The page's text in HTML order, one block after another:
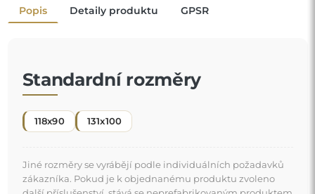
Organické zrcadlo je jedinečný dekorativní detail,
který vnáší nádech svěžesti a moderní elegance. Jeho
ideální volba pro ty, kdo chtějí mít originální a
personalizovaný interiér.
Zrcadlo na individuální objednávku